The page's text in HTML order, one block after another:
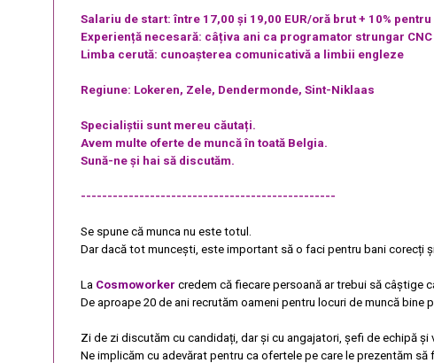
Salariu de start: între 17,00 și 19,00 EUR/oră brut + 10%
Experiență necesară: câțiva ani ca programator strungar CNC
Limba cerută: cunoașterea comunicativă a limbii engleze
Regiune: Lokeren, Zele, Dendermonde, Sint-Niklaas
Specialiștii sunt mereu căutați.
Avem multe oferte de muncă în toată Belgia.
Sună-ne și hai să discutăm.
------------------------------------------------
Se spune că munca nu este totul.
Dar dacă tot muncești, este important să o faci pentru bani corecți
La Cosmoworker credem că fiecare persoană ar trebui să câștige
De aproape 20 de ani recrutăm oameni pentru locuri de muncă bine
Zi de zi discutăm cu candidați, dar și cu angajatori, șefi de echipă și
Ne implicăm cu adevărat pentru ca ofertele pe care le prezentăm